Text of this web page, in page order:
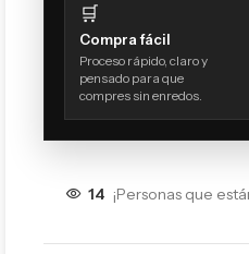
🛒
Compra fácil
Proceso rápido, claro y
pensado para que
compres sin enredos.
14 ¡Personas que